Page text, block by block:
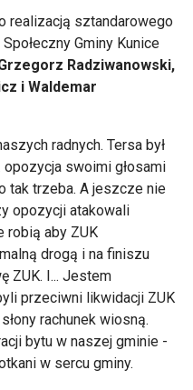
realizacją sztandarowego
Gminy Kunice
Radziwanowski,
i Waldemar
radnych. Tersa był
opozycja swoimi głosami
tak trzeba. A jeszcze nie
opozycji atakowali
robią aby ZUK
drogą i na finiszu
ZUK. I... Jestem
przeciwni likwidacji ZUK
rachunek wiosną.
bytu w naszej gminie -
w sercu gminy.